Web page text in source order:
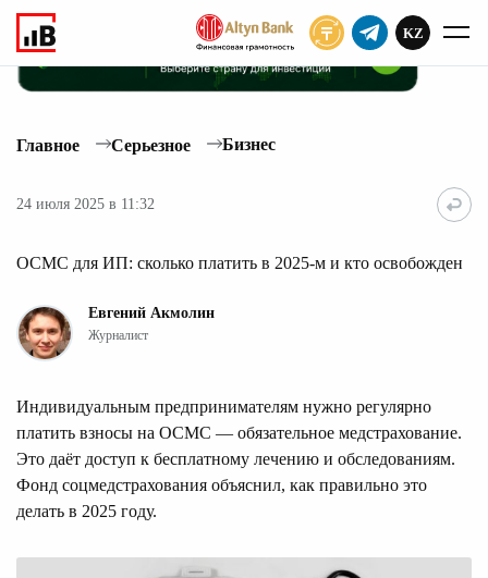
KZ
Главное Серьезное Бизнес
24 июля 2025 в 11:32
ОСМС для ИП: сколько платить в 2025-м и кто освобожден
Евгений Акмолин
Журналист
Индивидуальным предпринимателям нужно регулярно
платить взносы на ОСМС — обязательное медстрахование.
Это даёт доступ к бесплатному лечению и обследованиям.
Фонд соцмедстрахования объяснил, как правильно это
делать в 2025 году.